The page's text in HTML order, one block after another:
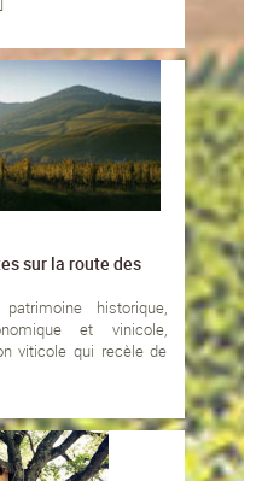
sur la route des
historique,
et vinicole,
viticole qui recèle de